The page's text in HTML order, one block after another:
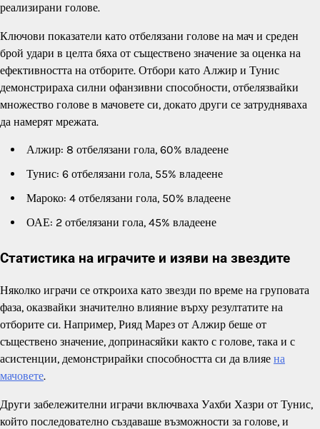
реализирани голове.
Ключови показатели като отбелязани голове на мач и среден
брой удари в целта бяха от съществено значение за оценка на
ефективността на отборите. Отбори като Алжир и Тунис
демонстрираха силни офанзивни способности, отбелязвайки
множество голове в мачовете си, докато други се затрудняваха
да намерят мрежата.
Алжир: 8 отбелязани гола, 60% владеене
Тунис: 6 отбелязани гола, 55% владеене
Мароко: 4 отбелязани гола, 50% владеене
ОАЕ: 2 отбелязани гола, 45% владеене
Статистика на играчите и изяви на звездите
Няколко играчи се откроиха като звезди по време на груповата
фаза, оказвайки значително влияние върху резултатите на
отборите си. Например, Рияд Марез от Алжир беше от
съществено значение, допринасяйки както с голове, така и с
асистенции, демонстрирайки способността си да влияе на
мачовете.
Други забележителни играчи включваха Уахби Хазри от Тунис,
който последователно създаваше възможности за голове, и